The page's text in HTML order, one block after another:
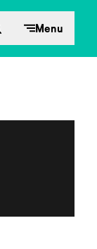
Menu